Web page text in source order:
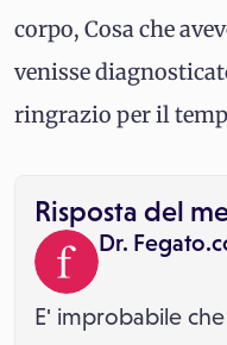
corpo, Cosa che
venisse
ringrazio per il
Risposta del
Dr.
E' improbabile